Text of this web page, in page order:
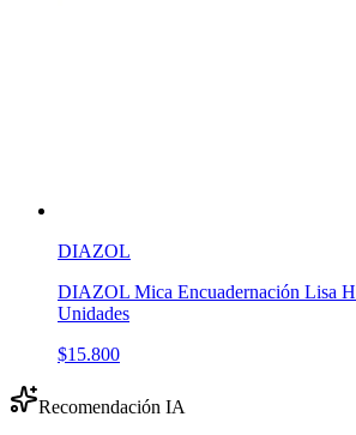
DIAZOL
DIAZOL Mica Encuadernación Lisa
Unidades
$15.800
Recomendación IA